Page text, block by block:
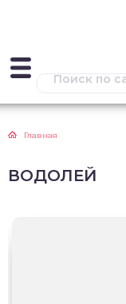
Главная
ВОДОЛЕЙ